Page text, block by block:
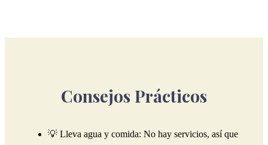
Consejos Prácticos
💡 Lleva agua y comida: No hay servicios, así que